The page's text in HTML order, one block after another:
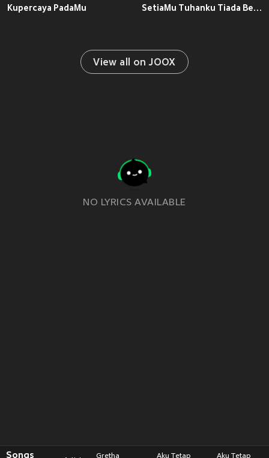
Kupercaya PadaMu SetiaMu Tuhanku Tiada Bertara
View all on JOOX
NO LYRICS AVAILABLE
Songs Gretha Aku Tetap Aku Tetap